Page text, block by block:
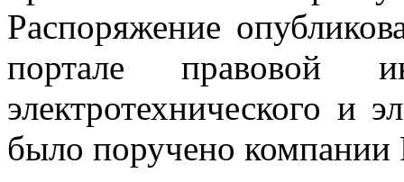
Распоряжение
портале правовой
электротехнического и
было поручено